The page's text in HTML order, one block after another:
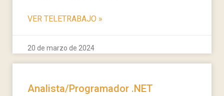
VER TELETRABAJO »
20 de marzo de 2024
Analista/Programador .NET